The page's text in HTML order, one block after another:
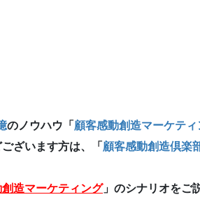
のノウハウ「 顧客感動創造マーケティ
ざいます方は、「 顧客感動創造倶楽
造マーケティング」のシナリオをご